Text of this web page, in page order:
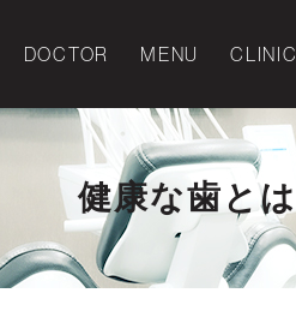
DOCTOR MENU CLINIC
健康な歯とは